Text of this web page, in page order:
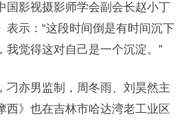
影视摄影师学会副会长赵小丁
表示：“这段时间倒是有时间沉下
我觉得这对自己是一个沉淀。”
亦男监制，周冬雨、刘昊然主
西》也在吉林市哈达湾老工业区